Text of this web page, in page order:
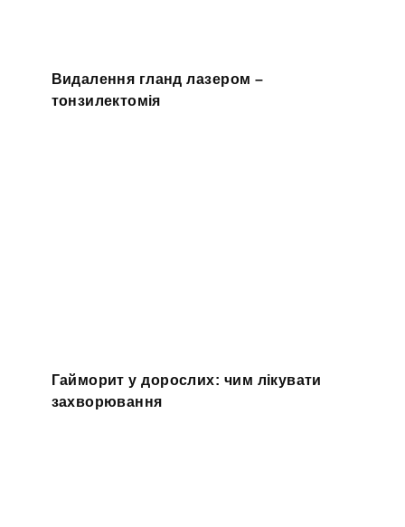
Видалення гланд лазером –
тонзилектомія
Гайморит у дорослих: чим лікувати
захворювання